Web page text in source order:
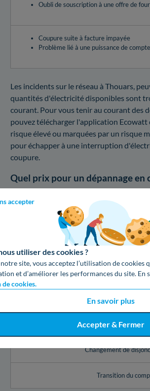
accepter
utiliser des cookies ?
site, vous acceptez l’utilisation de cookies
et d’améliorer les performances du site. En
cookies.
En savoir plus
Accepter & Fermer
Oubli de souscription à une offre de
Coupure suite à facture impayée
Problème lié à une puissance de
Les incidents sur le réseau à Thouars,
quantités d'électricité disponibles sont
courant. Pour vous tenir au courant des
pouvez télécharger l'application Ecowatt
risque élevé ou marquées par un risque
pour échapper à une interruption
coupure.
Quel prix pour un dépannage en
Vous désirez connaître les prix d'un
tableaux plus bas, trouvez les
Changer la puissance de votre
Calculez votre facture pour un
Réglage de l’appareil de
Réglage du
Changement de
Transition du